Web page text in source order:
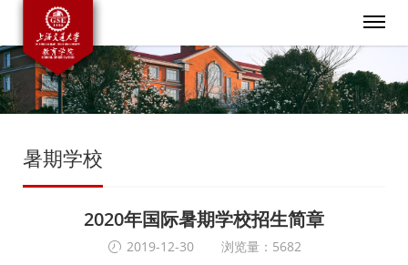
暑期学校
2020年国际暑期学校招生简章
2019-12-30 浏览量：5682